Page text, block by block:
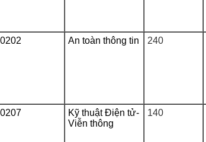
An toàn thông tin 240
Kỹ thuật Điện tử-
Viễn thông
140